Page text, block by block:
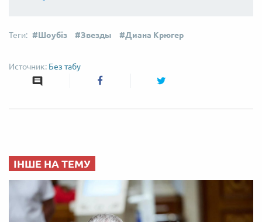
Шоубіз Звезды Диана Крюгер
Без табу
ІНШЕ НА ТЕМУ